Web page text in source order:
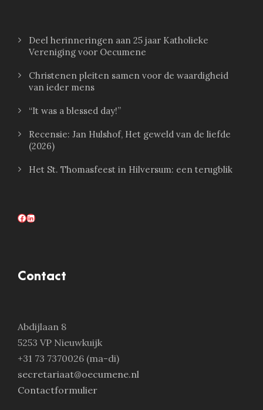
Deel herinneringen aan 25 jaar Katholieke
Vereniging voor Oecumene
Christenen pleiten samen voor de waardigheid
van ieder mens
“It was a blessed day!”
Recensie: Jan Hulshof, Het geweld van de liefde
(2026)
Het St. Thomasfeest in Hilversum: een terugblik
Facebook LinkedIn
Contact
Abdijlaan 8
5253 VP Nieuwkuijk
+31 73 7370026 (ma-di)
secretariaat@oecumene.nl
Contactformulier